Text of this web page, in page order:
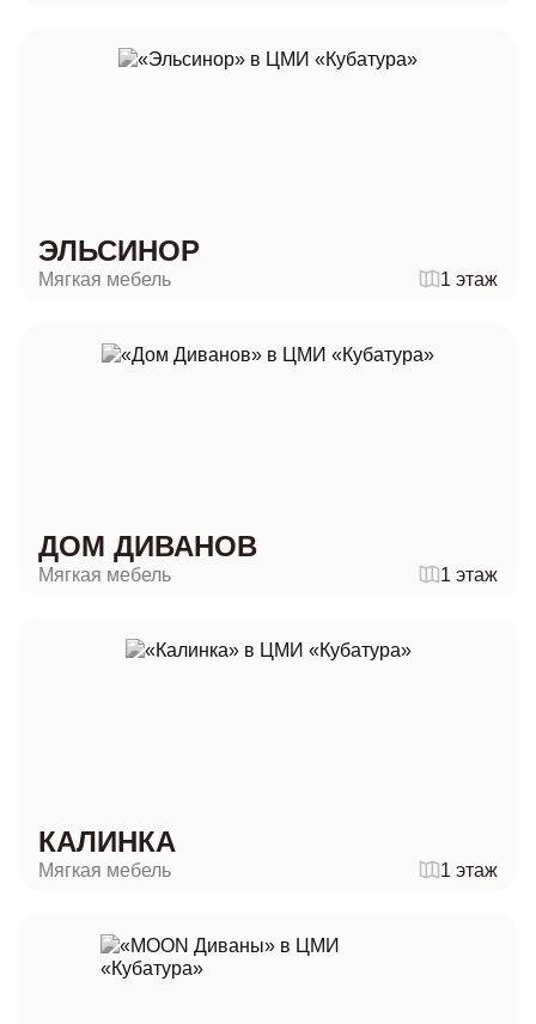
ЭЛЬСИНОР
Мягкая мебель 1 этаж
ДОМ ДИВАНОВ
Мягкая мебель 1 этаж
КАЛИНКА
Мягкая мебель 1 этаж